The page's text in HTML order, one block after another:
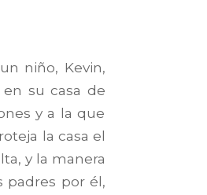
niño, Kevin,
su casa de
y a la que
la casa el
y la manera
por él,